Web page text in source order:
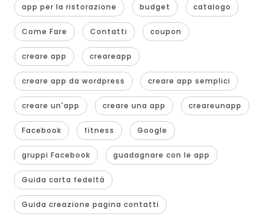
app per la ristorazione budget catalogo
Come Fare Contatti coupon
creare app creareapp
creare app da wordpress creare app semplici
creare un'app creare una app creareunapp
Facebook fitness Google
gruppi Facebook guadagnare con le app
Guida carta fedeltà
Guida creazione pagina contatti